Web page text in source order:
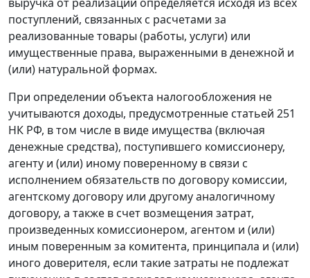
поступлений, связанных с расчетами за
реализованные товары (работы, услуги) или
имущественные права, выраженными в денежной и
(или) натуральной формах.
При определении объекта налогообложения не
учитываются доходы, предусмотренные статьей 251
НК РФ, в том числе в виде имущества (включая
денежные средства), поступившего комиссионеру,
агенту и (или) иному поверенному в связи с
исполнением обязательств по договору комиссии,
агентскому договору или другому аналогичному
договору, а также в счет возмещения затрат,
произведенных комиссионером, агентом и (или)
иным поверенным за комитента, принципала и (или)
иного доверителя, если такие затраты не подлежат